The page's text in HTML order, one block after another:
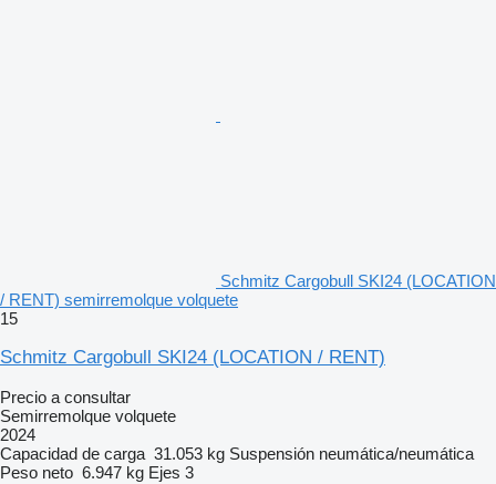
Schmitz Cargobull SKI24 (LOCATION
/ RENT) semirremolque volquete
15
Schmitz Cargobull SKI24 (LOCATION / RENT)
Precio a consultar
Semirremolque volquete
2024
Capacidad de carga 31.053 kg Suspensión neumática/neumática
Peso neto 6.947 kg Ejes 3